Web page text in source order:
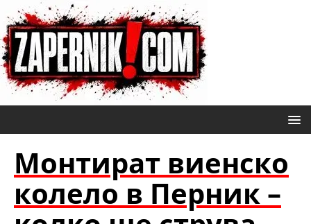
Монтират виенско
колело в Перник –